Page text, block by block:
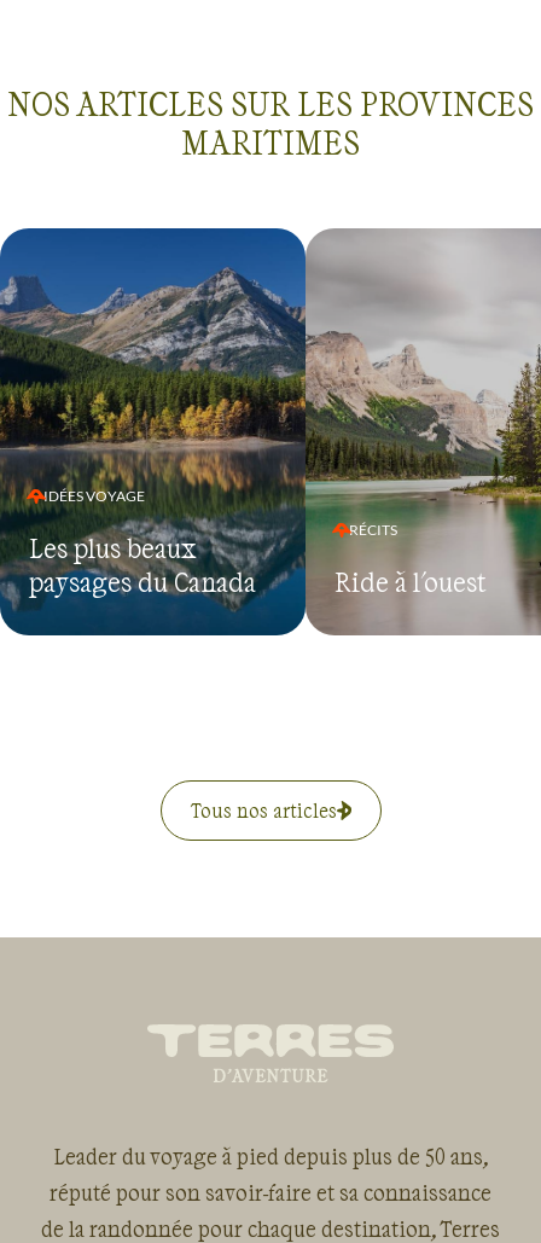
NOS ARTICLES SUR LES PROVINCES
MARITIMES
IDÉES VOYAGE
Les plus beaux
paysages du Canada
RÉCITS
Ride à l'ouest
Tous nos articles
Leader du voyage à pied depuis plus de 50 ans,
réputé pour son savoir-faire et sa connaissance
de la randonnée pour chaque destination, Terres